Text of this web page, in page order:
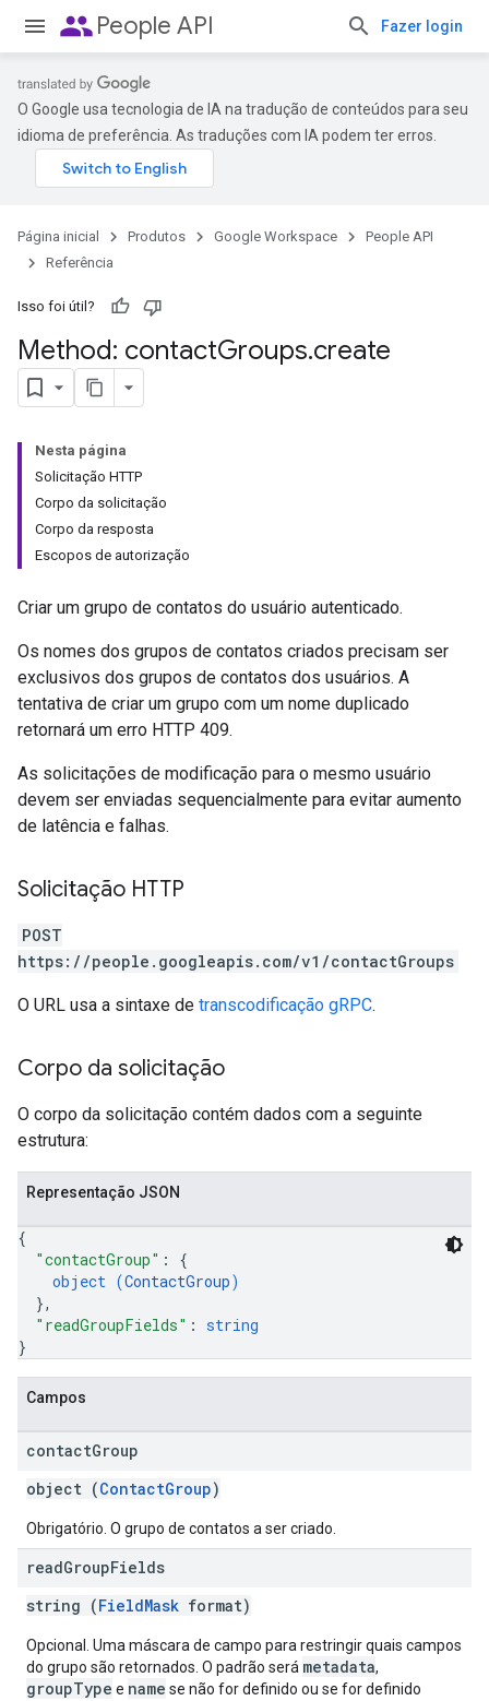
peoplePeople API Fazer login
O Google usa tecnologia de IA na tradução de conteúdos para seu
idioma de preferência. As traduções com IA podem ter erros.
Página inicial Produtos Google Workspace
People API
Referência
Isso foi útil?
Method: contactGroups.create
Nesta página
Solicitação HTTP
Corpo da solicitação
Corpo da resposta
Escopos de autorização
Criar um grupo de contatos do usuário autenticado.
Os nomes dos grupos de contatos criados precisam ser
exclusivos dos grupos de contatos dos usuários. A
tentativa de criar um grupo com um nome duplicado
retornará um erro HTTP 409.
As solicitações de modificação para o mesmo usuário
devem ser enviadas sequencialmente para evitar aumento
de latência e falhas.
Solicitação HTTP
POST
https://people.googleapis.com/v1/contactGroups
O URL usa a sintaxe de transcodificação gRPC.
Corpo da solicitação
O corpo da solicitação contém dados com a seguinte
estrutura:
Representação JSON
{
"contactGroup" : {
object (ContactGroup)
},
"readGroupFields" : string
}
Campos
contactGroup
object (ContactGroup)
Obrigatório. O grupo de contatos a ser criado.
readGroupFields
string (FieldMask format)
Opcional. Uma máscara de campo para restringir quais campos
do grupo são retornados. O padrão será metadata,
groupType e name se não for definido ou se for definido